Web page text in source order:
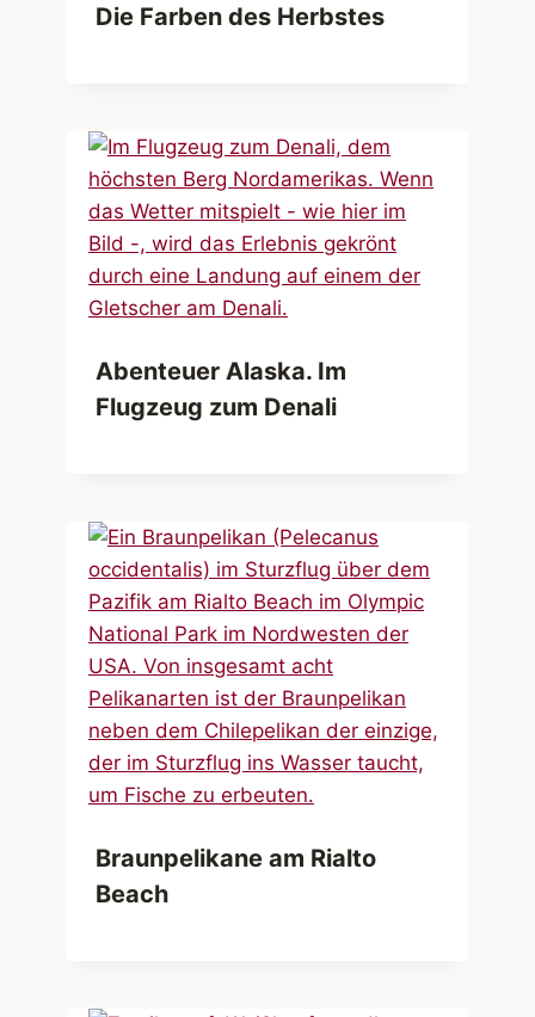
Die Farben des Herbstes
Abenteuer Alaska. Im
Flugzeug zum Denali
Braunpelikane am Rialto
Beach